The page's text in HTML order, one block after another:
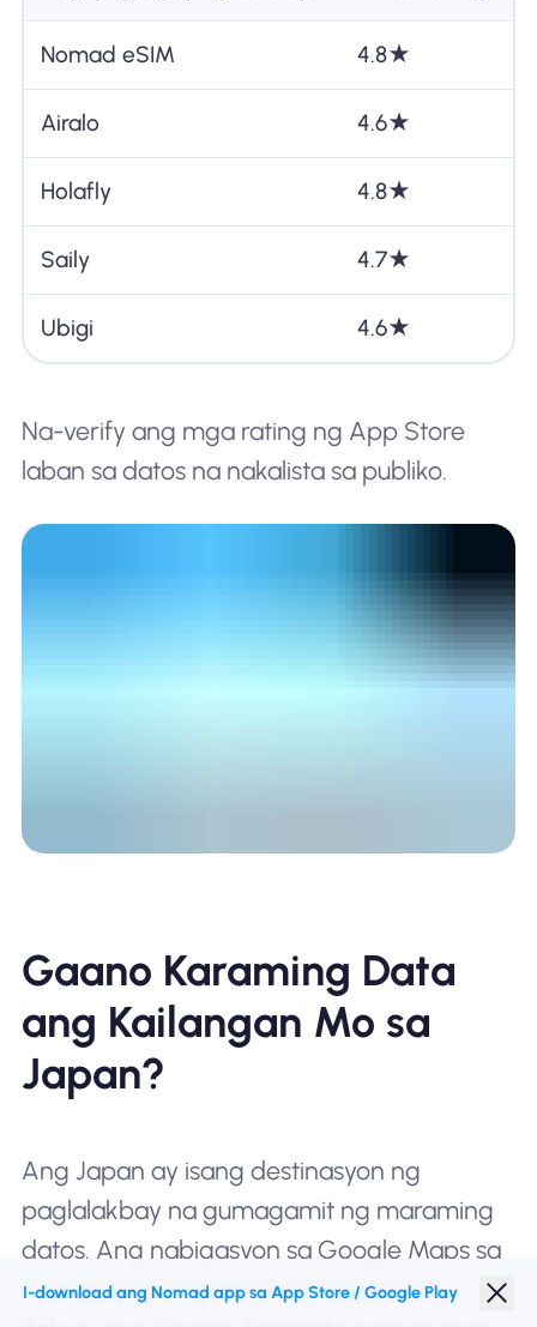
Nomad eSIM 4.8★
Airalo 4.6★
Holafly 4.8★
Saily 4.7★
Ubigi 4.6★
Na-verify ang mga rating ng App Store
laban sa datos na nakalista sa publiko.
Gaano Karaming Data
ang Kailangan Mo sa
Japan?
Ang Japan ay isang destinasyon ng
paglalakbay na gumagamit ng maraming
datos. Ang nabigasyon sa Google Maps sa
masalimuot na sistema ng istasyon ng
I-download ang Nomad app sa App Store / Google Play